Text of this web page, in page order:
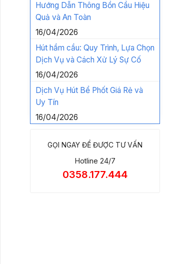
Hướng Dẫn Thông Bồn Cầu Hiệu
Quả và An Toàn
16/04/2026
Hút hầm cầu: Quy Trình, Lựa Chọn
Dịch Vụ và Cách Xử Lý Sự Cố
16/04/2026
Dịch Vụ Hút Bể Phốt Giá Rẻ và
Uy Tín
16/04/2026
GỌI NGAY ĐỂ ĐƯỢC TƯ VẤN
Hotline 24/7
0358.177.444